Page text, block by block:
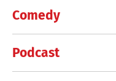
Comedy
Podcast